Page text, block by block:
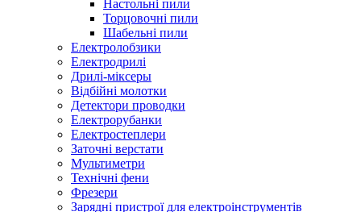
Настольні пили
Торцовочні пили
Шабельні пили
Електролобзики
Електродрилі
Дрилі-міксеры
Відбійні молотки
Детектори проводки
Електрорубанки
Електростеплери
Заточні верстати
Мультиметри
Технічні фени
Фрезери
Зарядні пристрої для електроінструментів